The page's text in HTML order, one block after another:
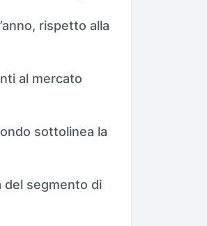
rispetto alla
al mercato
sottolinea la
del segmento di